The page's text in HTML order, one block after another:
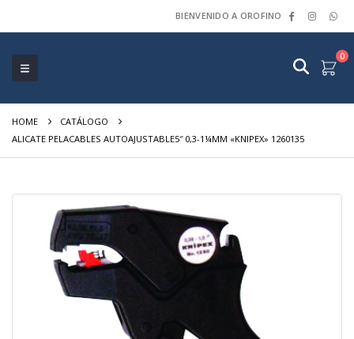
BIENVENIDO A OROFINO
0
HOME
CATÁLOGO
ALICATE PELACABLES AUTOAJUSTABLE5″ 0,3-1¼MM «KNIPEX» 1260135